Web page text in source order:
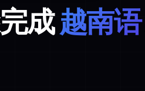
成越南语